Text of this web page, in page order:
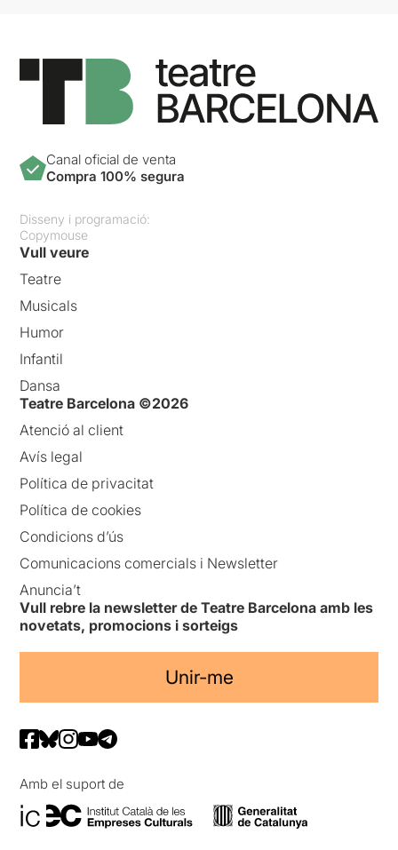
Canal oficial de venta
Compra 100% segura
Disseny i programació:
Copymouse
Vull veure
Teatre
Musicals
Humor
Infantil
Dansa
Teatre Barcelona ©2026
Atenció al client
Avís legal
Política de privacitat
Política de cookies
Condicions d’ús
Comunicacions comercials i Newsletter
Anuncia’t
Vull rebre la newsletter de Teatre Barcelona amb les
novetats, promocions i sorteigs
Unir-me
Amb el suport de